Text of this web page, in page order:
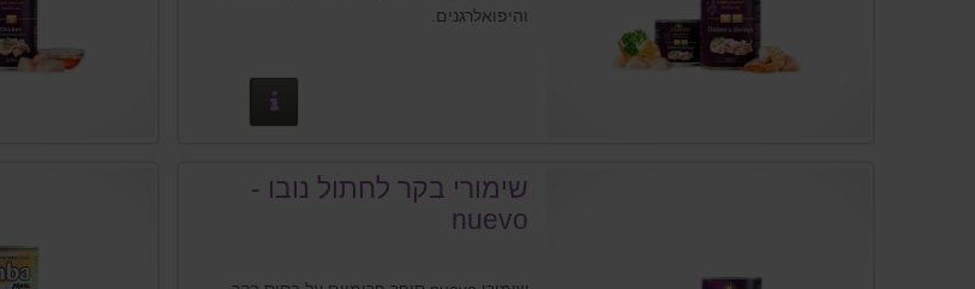
והיפואלרגנים.
שימורי בקר לחתול נובו -
nuevo